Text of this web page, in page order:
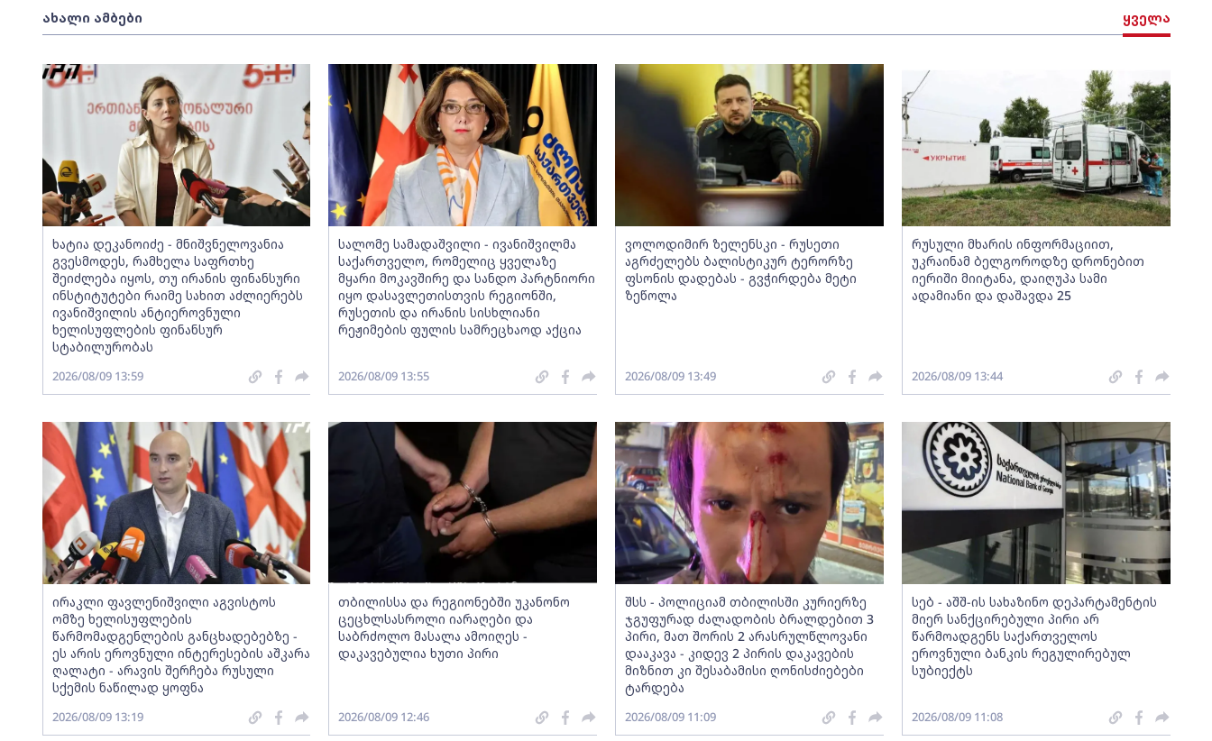
ახალი ამბები ყველა
ხატია დეკანოიძე - მნიშვნელოვანია
გვესმოდეს, რამხელა საფრთხე
შეიძლება იყოს, თუ ირანის ფინანსური
ინსტიტუტები რაიმე სახით აძლიერებს
ივანიშვილის ანტიეროვნული
ხელისუფლების ფინანსურ
სტაბილურობას
2026/08/09 13:59
სალომე სამადაშვილი - ივანიშვილმა
საქართველო, რომელიც ყველაზე
მყარი მოკავშირე და სანდო პარტნიორი
იყო დასავლეთისთვის რეგიონში,
რუსეთის და ირანის სისხლიანი
რეჟიმების ფულის სამრეცხაოდ აქცია
2026/08/09 13:55
ვოლოდიმირ ზელენსკი - რუსეთი
აგრძელებს ბალისტიკურ ტერორზე
ფსონის დადებას - გვჭირდება მეტი
ზეწოლა
2026/08/09 13:49
რუსული მხარის ინფორმაციით,
უკრაინამ ბელგოროდზე დრონებით
იერიში მიიტანა, დაიღუპა სამი
ადამიანი და დაშავდა 25
2026/08/09 13:44
ირაკლი ფავლენიშვილი აგვისტოს
ომზე ხელისუფლების
წარმომადგენლების განცხადებებზე -
ეს არის ეროვნული ინტერესების აშკარა
ღალატი - არავის შერჩება რუსული
სქემის ნაწილად ყოფნა
2026/08/09 13:19
თბილისსა და რეგიონებში უკანონო
ცეცხლსასროლი იარაღები და
საბრძოლო მასალა ამოიღეს -
დაკავებულია ხუთი პირი
2026/08/09 12:46
შსს - პოლიციამ თბილისში კურიერზე
ჯგუფურად ძალადობის ბრალდებით 3
პირი, მათ შორის 2 არასრულწლოვანი
დააკავა - კიდევ 2 პირის დაკავების
მიზნით კი შესაბამისი ღონისძიებები
ტარდება
2026/08/09 11:09
სებ - აშშ-ის სახაზინო დეპარტამენტის
მიერ სანქცირებული პირი არ
წარმოადგენს საქართველოს
ეროვნული ბანკის რეგულირებულ
სუბიექტს
2026/08/09 11:08